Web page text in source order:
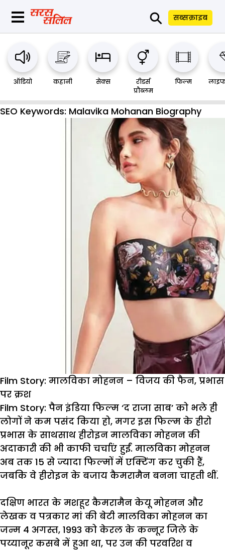
⚲ सब्सक्राइब
ऑडियो कहानी सेक्स
रीडर्स
प्रौब्लम
फिल्म
SEO Keywords: Malavika Mohanan Biography
Film Story: मालविका मोहनन – विजय की फैन, प्रभास
पर क्रश
Film Story: पैन इंडिया फिल्म ‘द राजा साब’ को भले ही
लोगों ने कम पसंद किया हो, मगर इस फिल्म के हीरो
प्रभास के साथसाथ हीरोइन मालविका मोहनन की
अदाकारी की भी काफी चर्चाएं हुईं. मालविका मोहनन
अब तक 15 से ज्यादा फिल्मों में एक्टिंग कर चुकी हैं,
जबकि वे हीरोइन के बजाय कैमरामैन बनना चाहती थीं.
दक्षिण भारत के मशहूर कैमरामैन केयू मोहनन और
लेखक व पत्रकार मां की बेटी मालविका मोहनन का
जन्म 4 अगस्त, 1993 को केरल के कन्नूर जिले के
पय्यानूर कसबे में हुआ था, पर उन की परवरिश व